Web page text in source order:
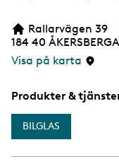
Rallarvägen 39
184 40 ÅKERSBERGA
Visa på karta
Produkter &
BILGLAS